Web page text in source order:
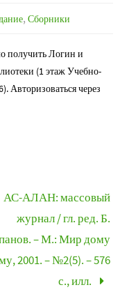
, Сборники
получить Логин и
(1 этаж Учебно-
Авторизоваться через
АС-АЛАН: массовый
журнал / гл. ред. Б.
– М.: Мир дому
2001. – №2(5). – 576
с., илл.